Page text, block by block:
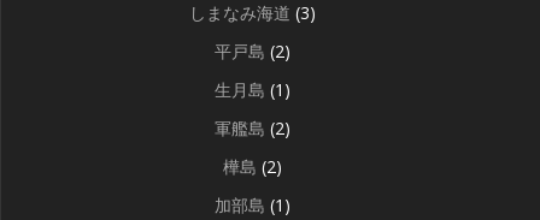
しまなみ海道 (3)
平戸島 (2)
生月島 (1)
軍艦島 (2)
樺島 (2)
加部島 (1)